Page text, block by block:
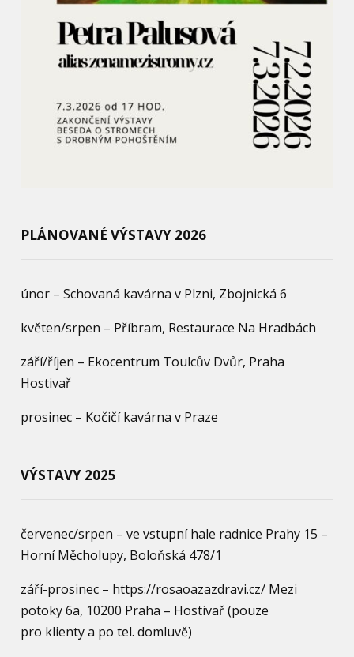
PLÁNOVANÉ VÝSTAVY 2026
únor – Schovaná kavárna v Plzni, Zbojnická 6
květen/srpen – Příbram, Restaurace Na Hradbách
září/říjen – Ekocentrum Toulcův Dvůr, Praha
Hostivař
prosinec – Kočičí kavárna v Praze
VÝSTAVY 2025
červenec/srpen – ve vstupní hale radnice Prahy 15 –
Horní Měcholupy, Boloňská 478/1
září-prosinec – https://rosaoazazdravi.cz/ Mezi
potoky 6a, 10200 Praha – Hostivař (pouze
pro klienty a po tel. domluvě)